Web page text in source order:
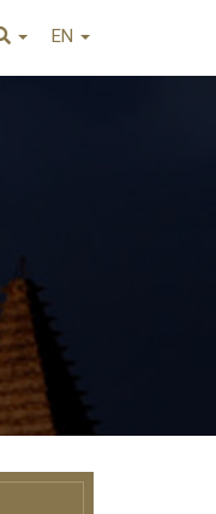
EN